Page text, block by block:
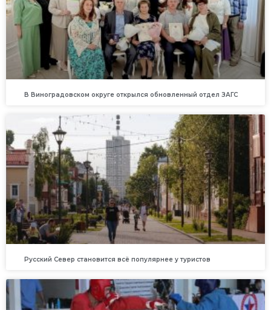
В Виноградовском округе открылся обновленный отдел ЗАГС
Русский Север становится всё популярнее у туристов